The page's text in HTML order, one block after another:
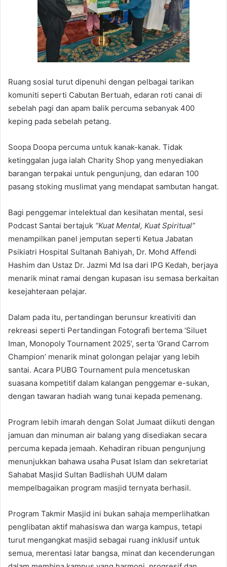
Ruang sosial turut dipenuhi dengan pelbagai tarikan
komuniti seperti Cabutan Bertuah, edaran roti canai di
sebelah pagi dan apam balik percuma sebanyak 400
keping pada sebelah petang.
Soopa Doopa percuma untuk kanak-kanak. Tidak
ketinggalan juga ialah Charity Shop yang menyediakan
barangan terpakai untuk pengunjung, dan edaran 100
pasang stoking muslimat yang mendapat sambutan hangat.
Bagi penggemar intelektual dan kesihatan mental, sesi
Podcast Santai bertajuk “Kuat Mental, Kuat Spiritual”
menampilkan panel jemputan seperti Ketua Jabatan
Psikiatri Hospital Sultanah Bahiyah, Dr. Mohd Affendi
Hashim dan Ustaz Dr. Jazmi Md Isa dari IPG Kedah, berjaya
menarik minat ramai dengan kupasan isu semasa berkaitan
kesejahteraan pelajar.
Dalam pada itu, pertandingan berunsur kreativiti dan
rekreasi seperti Pertandingan Fotografi bertema ‘Siluet
Iman, Monopoly Tournament 2025’, serta ‘Grand Carrom
Champion’ menarik minat golongan pelajar yang lebih
santai. Acara PUBG Tournament pula mencetuskan
suasana kompetitif dalam kalangan penggemar e-sukan,
dengan tawaran hadiah wang tunai kepada pemenang.
Program lebih imarah dengan Solat Jumaat diikuti dengan
jamuan dan minuman air balang yang disediakan secara
percuma kepada jemaah. Kehadiran ribuan pengunjung
menunjukkan bahawa usaha Pusat Islam dan sekretariat
Sahabat Masjid Sultan Badlishah UUM dalam
mempelbagaikan program masjid ternyata berhasil.
Program Takmir Masjid ini bukan sahaja memperlihatkan
penglibatan aktif mahasiswa dan warga kampus, tetapi
turut mengangkat masjid sebagai ruang inklusif untuk
semua, merentasi latar bangsa, minat dan kecenderungan